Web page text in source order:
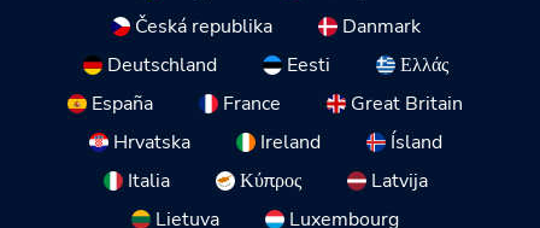
Česká republika
Danmark
Deutschland
Eesti
Ελλάς
España
France
Great Britain
Hrvatska
Ireland
Ísland
Italia
Κύπρος
Latvija
Lietuva
Luxembourg